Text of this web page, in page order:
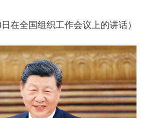
日在全国组织工作会议上的讲话）